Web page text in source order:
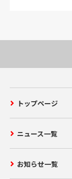
トップページ
ニュース一覧
お知らせ一覧